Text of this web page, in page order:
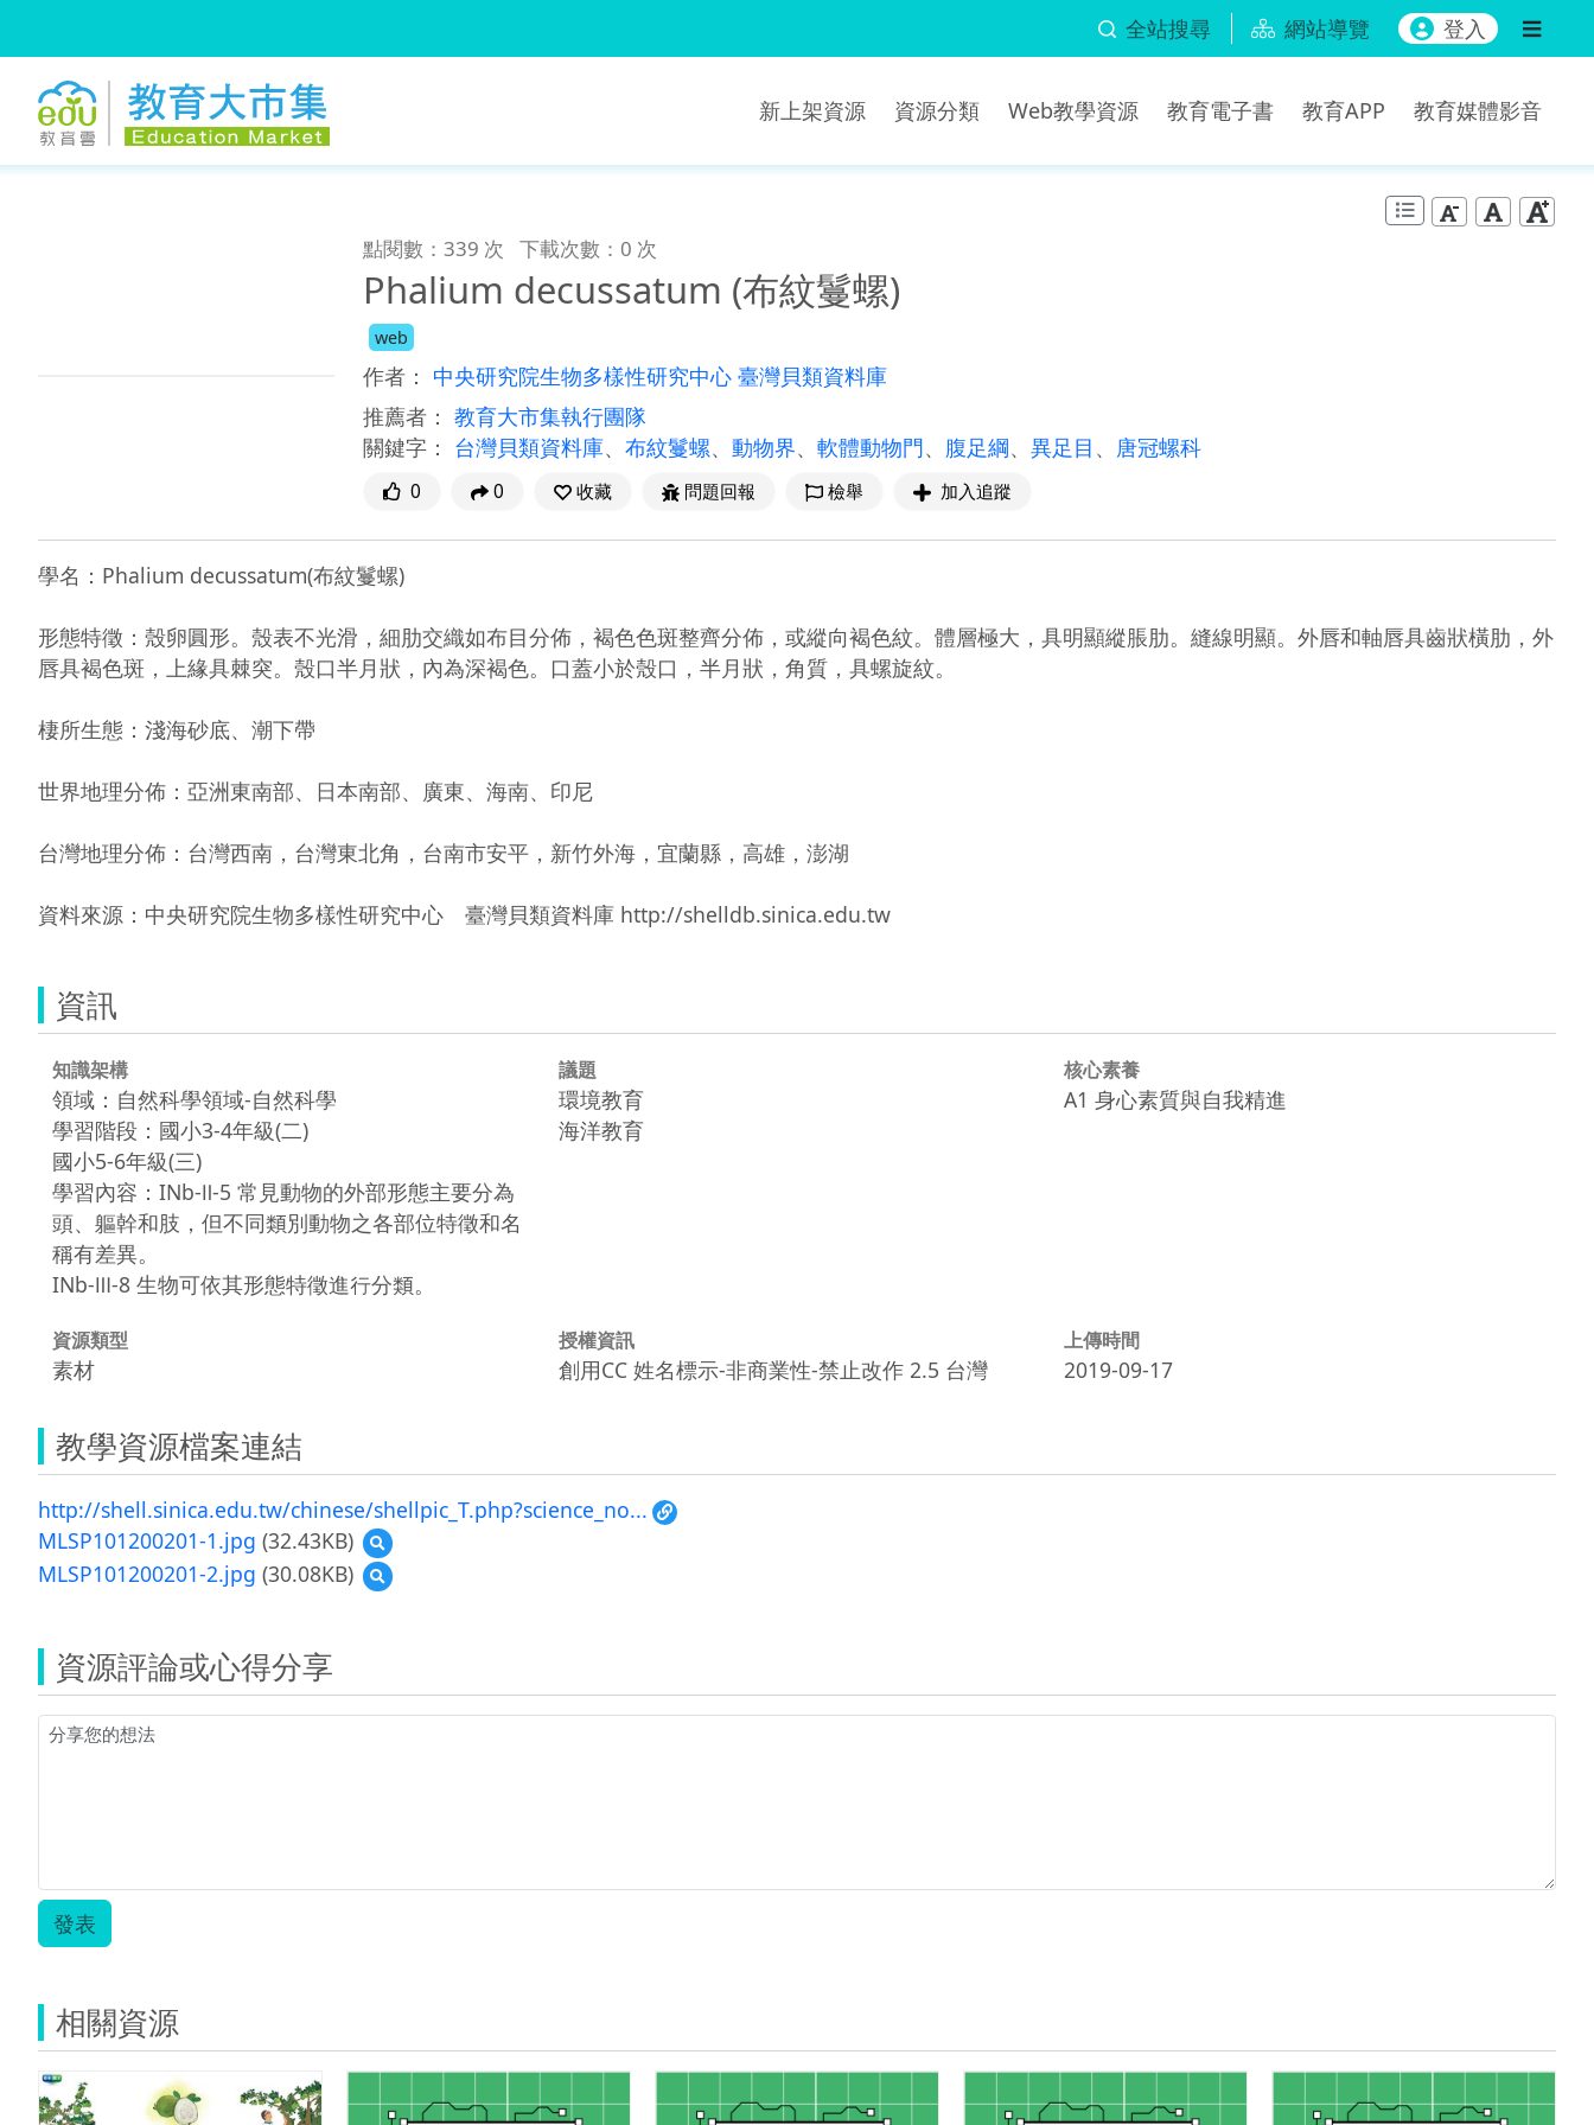
全站搜尋 網站導覽 登入
新上架資源 資源分類 Web教學資源 教育電子書 教育APP 教育媒體影音
點閱數：339 次 下載次數：0 次
Phalium decussatum (布紋鬘螺)
web
作者： 中央研究院生物多樣性研究中心 臺灣貝類資料庫
推薦者： 教育大市集執行團隊
關鍵字： 台灣貝類資料庫、 布紋鬘螺、 動物界、 軟體動物門、 腹足綱、 異足目 、 唐冠螺科
0 0 收藏 問題回報 檢舉 加入追蹤
學名：Phalium decussatum(布紋鬘螺)
形態特徵：殼卵圓形。殼表不光滑，細肋交織如布目分佈，褐色色斑整齊分佈，或縱向褐色紋。體層極大，具明顯縱脹肋。縫線明顯。外唇和軸唇具齒狀橫肋，外
唇具褐色斑，上緣具棘突。殼口半月狀，內為深褐色。口蓋小於殼口，半月狀，角質，具螺旋紋。
棲所生態：淺海砂底、潮下帶
世界地理分佈：亞洲東南部、日本南部、廣東、海南、印尼
台灣地理分佈：台灣西南，台灣東北角，台南市安平，新竹外海，宜蘭縣，高雄，澎湖
資料來源：中央研究院生物多樣性研究中心　臺灣貝類資料庫 http://shelldb.sinica.edu.tw
資訊
知識架構
領域：自然科學領域-自然科學
學習階段：國小3-4年級(二)
國小5-6年級(三)
學習內容：INb-Ⅱ-5 常見動物的外部形態主要分為
頭、軀幹和肢，但不同類別動物之各部位特徵和名
稱有差異。
INb-Ⅲ-8 生物可依其形態特徵進行分類。
議題
環境教育
海洋教育
核心素養
A1 身心素質與自我精進
資源類型
素材
授權資訊
創用CC 姓名標示-非商業性-禁止改作 2.5 台灣
上傳時間
2019-09-17
教學資源檔案連結
http://shell.sinica.edu.tw/chinese/shellpic_T.php?science_no...
MLSP101200201-1.jpg (32.43KB)
預
覽
MLSP101200201-
MLSP101200201-2.jpg (30.08KB)
預
覽
資源評論或心得分享
發表
相關資源